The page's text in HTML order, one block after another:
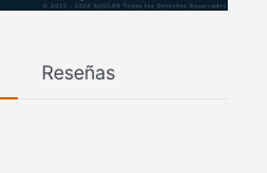
Reseñas